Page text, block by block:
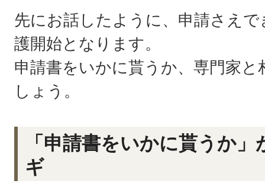
先にお話したように、申請さえ
護開始となります。
申請書をいかに貰うか、専門家
しょう。
「申請書をいかに貰うか
ギ